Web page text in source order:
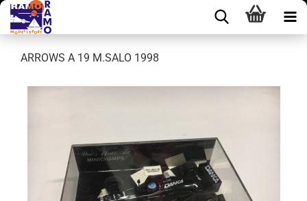
ARROWS A 19 M.SALO 1998